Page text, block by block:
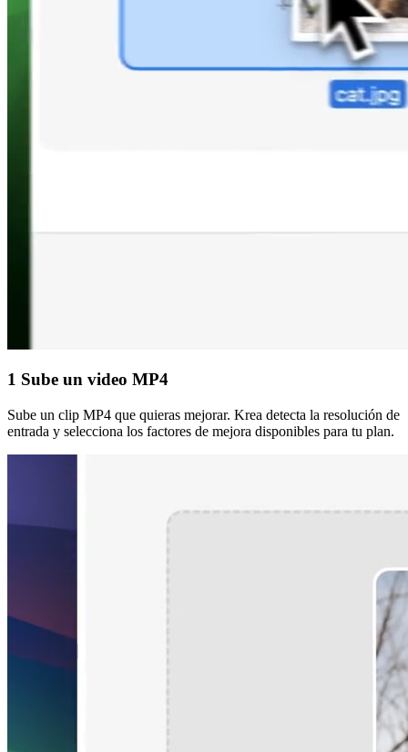
1 Sube un video MP4
Sube un clip MP4 que quieras mejorar. Krea detecta la resolución de
entrada y selecciona los factores de mejora disponibles para tu plan.